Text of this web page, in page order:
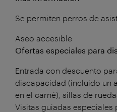
Se permiten perros de
Aseo accesible
Ofertas especiales para
Entrada con descuento
discapacidad (incluido un
en el carné), sillas de
Visitas guiadas especiales